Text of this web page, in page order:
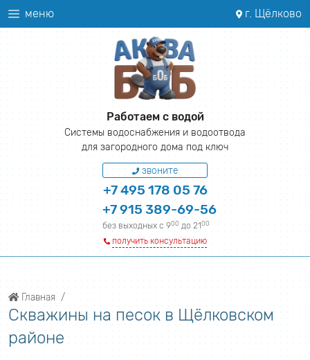
меню г. Щёлково
Работаем с водой
Системы водоснабжения и водоотвода
для загородного дома под ключ
звоните
+7 495 178 05 76
+7 915 389-69-56
без выходных с 900 до 2100
получить консультацию
Главная
Скважины на песок в Щёлковском
районе